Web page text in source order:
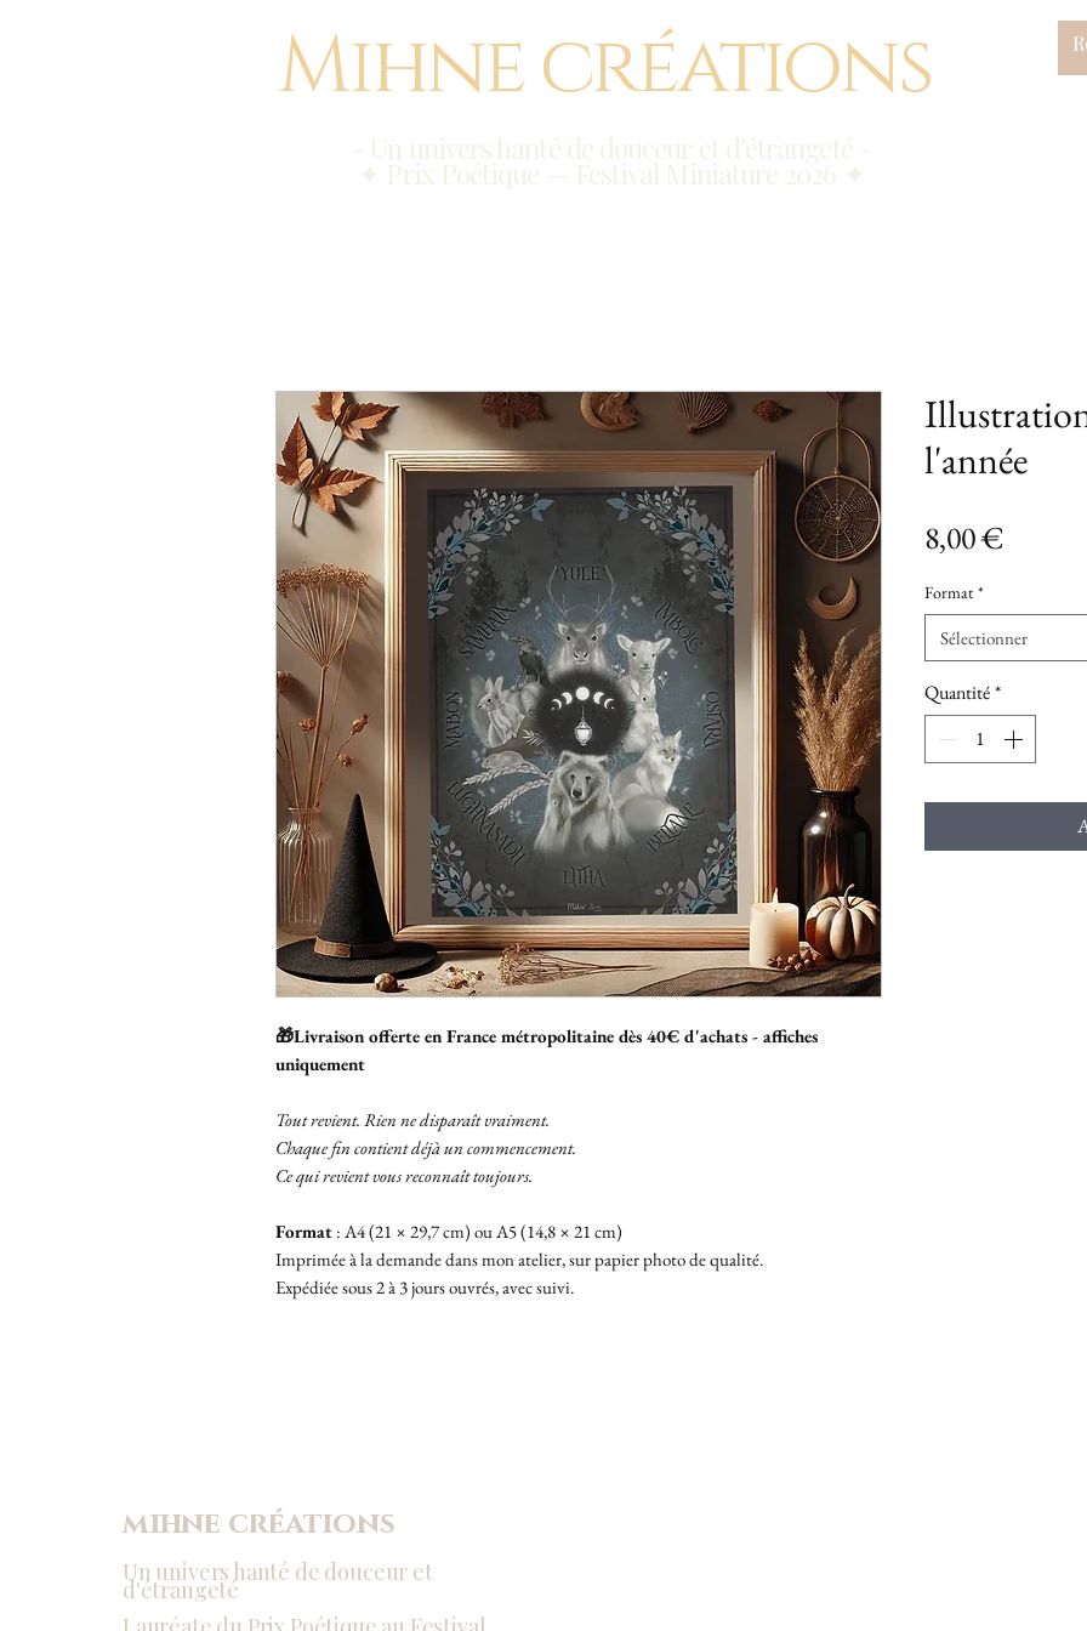
Mihne créations
🎁Livraison offerte en France métropolitaine dès 40€ d'achats - affiches
uniquement
Tout revient. Rien ne disparaît vraiment.
Chaque fin contient déjà un commencement.
Ce qui revient vous reconnaît toujours.
Format : A4 (21 × 29,7 cm) ou A5 (14,8 × 21 cm)
Imprimée à la demande dans mon atelier, sur papier photo de qualité.
Expédiée sous 2 à 3 jours ouvrés, avec suivi.
l'année
8,00 €Prix
Format *
Sélectionner
Quantité*
mihne créations
Un univers hanté de douceur et
d'étrangeté